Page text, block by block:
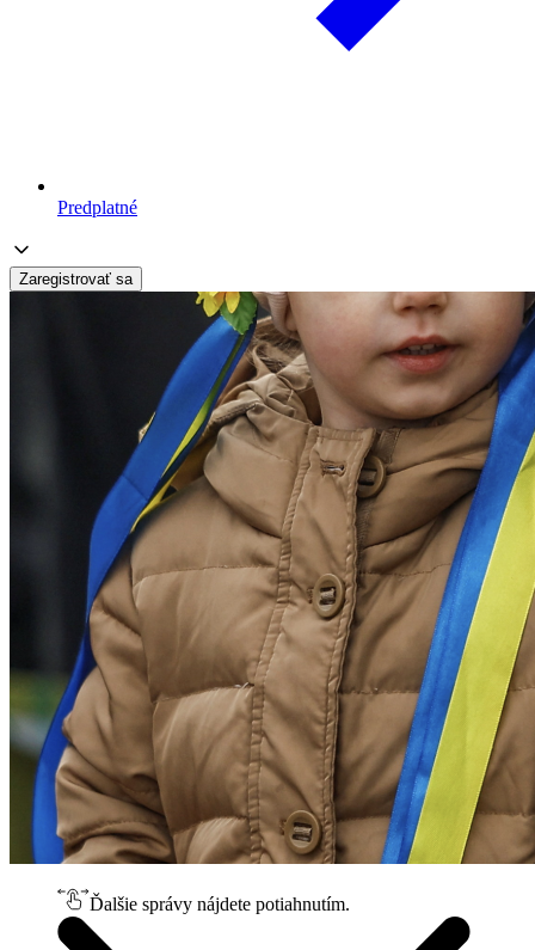
Predplatné
Zaregistrovať sa
Ďalšie správy nájdete potiahnutím.